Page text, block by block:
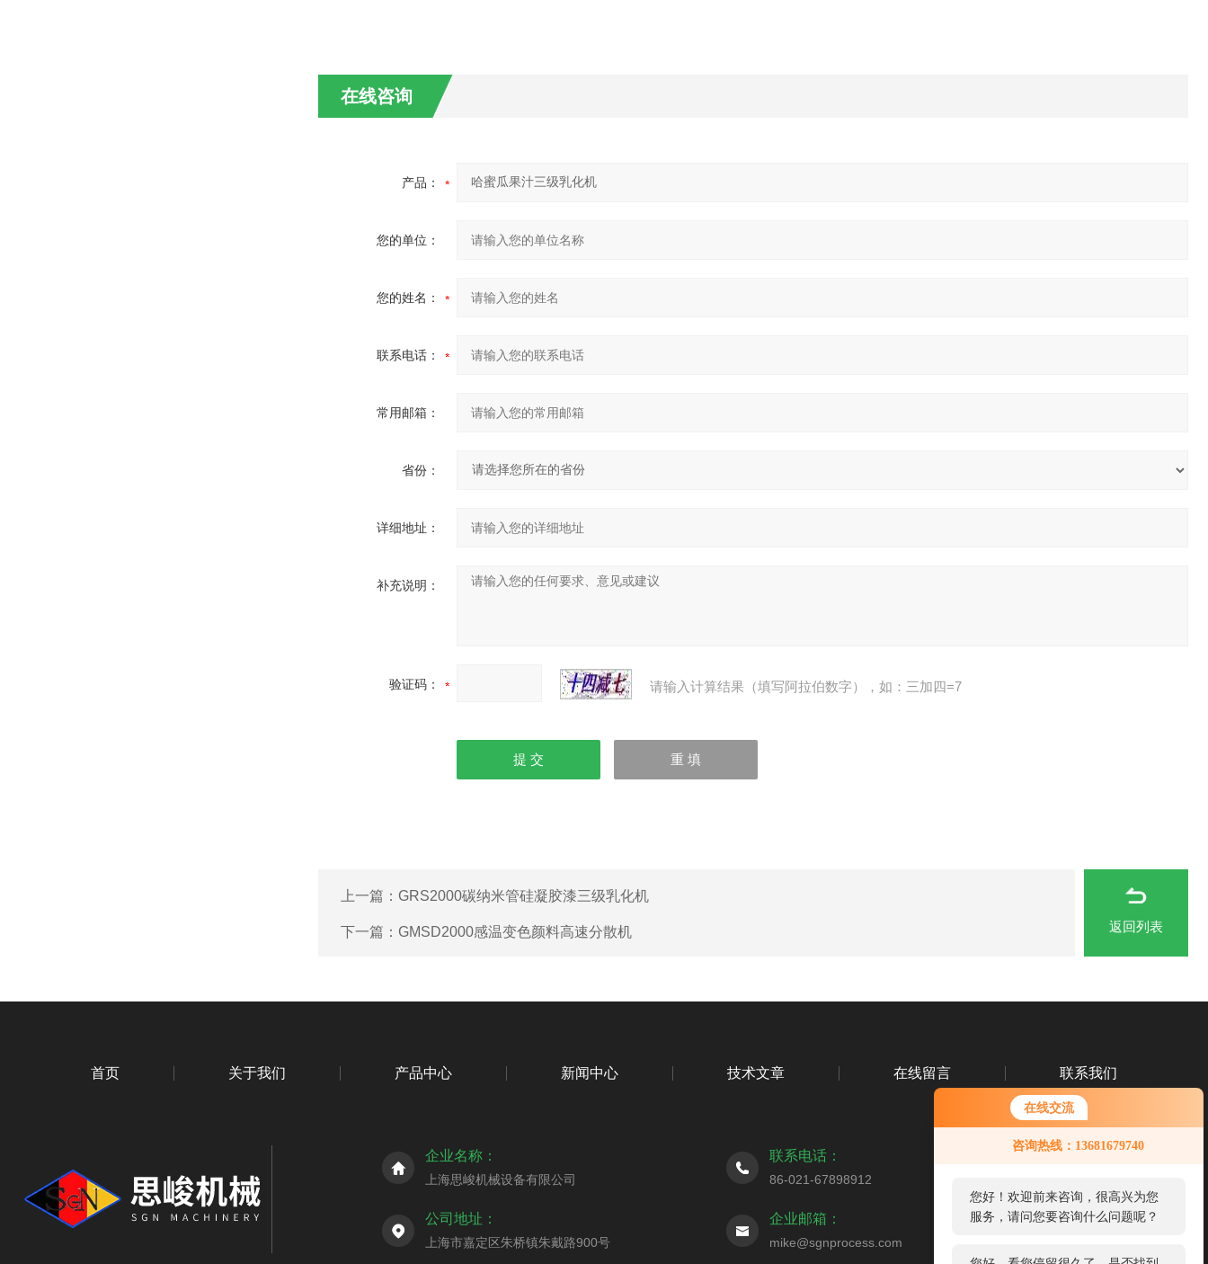
在线交流
咨询热线：13681679740
服务，请问您要咨询什么问题呢？
您好，看您停留很久了，是否找到
了需求产品，您可以直接在线与我
在线咨询
产品：
您的单位：
您的姓名：
联系电话：
常用邮箱：
省份：
详细地址：
补充说明：
验证码： 请输入计算结果（填写阿拉伯数字），如：三加四=7
上一篇： GRS2000碳纳米管硅凝胶漆三级乳化机
下一篇： GMSD2000感温变色颜料高速分散机 返回列表
首页 关于我们 产品中心 新闻中心 技术文章 在线留言 联系我们
企业名称：
上海思峻机械设备有限公司
联系电话：
86-021-67898912
公司地址：
上海市嘉定区朱桥镇朱戴路900号
企业邮箱：
mike@sgnprocess.com